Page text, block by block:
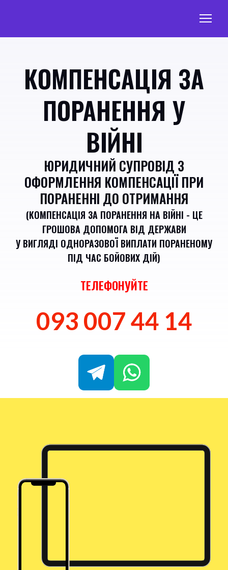
КОМПЕНСАЦІЯ ЗА
ПОРАНЕННЯ У
ВІЙНІ
ЮРИДИЧНИЙ СУПРОВІД З
ОФОРМЛЕННЯ КОМПЕНСАЦІЇ ПРИ
ПОРАНЕННІ ДО ОТРИМАННЯ
(КОМПЕНСАЦІЯ ЗА ПОРАНЕННЯ НА ВІЙНІ - ЦЕ
ГРОШОВА ДОПОМОГА ВІД ДЕРЖАВИ
У ВИГЛЯДІ ОДНОРАЗОВОЇ ВИПЛАТИ ПОРАНЕНОМУ
ПІД ЧАС БОЙОВИХ ДІЙ)
ТЕЛЕФОНУЙТЕ
093 007 44 14